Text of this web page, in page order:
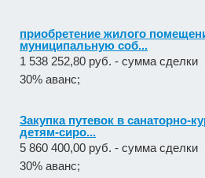
приобретение жилого
муниципальную соб...
1 538 252,80 руб. - сумма сделки
30% аванс;
Закупка путевок в санаторно-
детям-сиро...
5 860 400,00 руб. - сумма сделки
30% аванс;